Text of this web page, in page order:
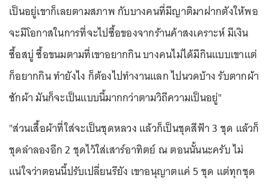
เป็นอยู่เขาก็เลยตามสภาพ กับบางคนที่มีญาติมาฝากตังให้พอ
จะมีโอกาสในการที่จะไปซื้อของจากร้านค้าสงเคราะห์ มีเงิน
ซื้อสบู่ ซื้อขนมตามที่เขาอยากกิน บางคนไม่ได้มีกินแบบเขาแต่
ก็อยากกิน ทำยังไง ก็ต้องไปทำงานแลก ไปนวดบ้าง รับตากผ้า
ซักผ้า มันก็จะเป็นแบบนี้มากกว่าตามวิถีความเป็นอยู่"
"ส่วนเสื้อผ้าที่ใส่จะเป็นชุดหลวง แล้วก็เป็นชุดสีฟ้า 3 ชุด แล้วก็
ชุดลำลองอีก 2 ชุดไว้ใส่เสาร์อาทิตย์ ณ ตอนนั้นนะครับ ไม่
แน่ใจว่าตอนนี้ปรับเปลี่ยนรึยัง เขาอนุญาตแค่ 5 ชุด แต่ทุกชุด